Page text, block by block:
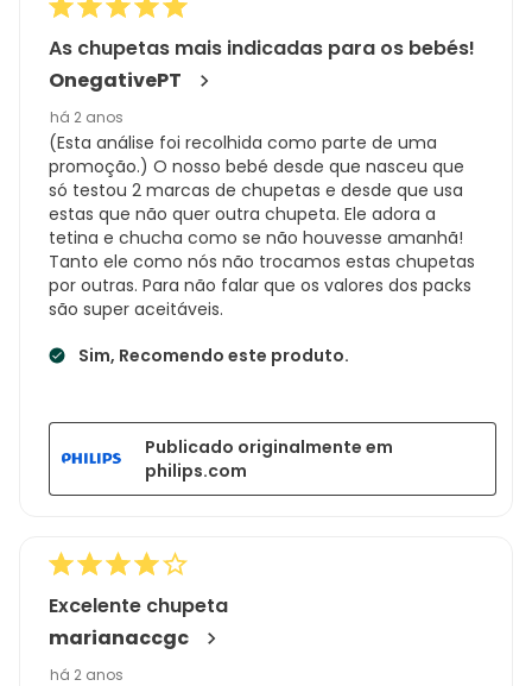
As chupetas mais indicadas para os bebés!
OnegativePT
há 2 anos
(Esta análise foi recolhida como parte de uma
promoção.) O nosso bebé desde que nasceu que
só testou 2 marcas de chupetas e desde que usa
estas que não quer outra chupeta. Ele adora a
tetina e chucha como se não houvesse amanhã!
Tanto ele como nós não trocamos estas chupetas
por outras. Para não falar que os valores dos packs
são super aceitáveis.
Sim, Recomendo este produto.
Publicado originalmente em
philips.com
Excelente chupeta
marianaccgc
há 2 anos